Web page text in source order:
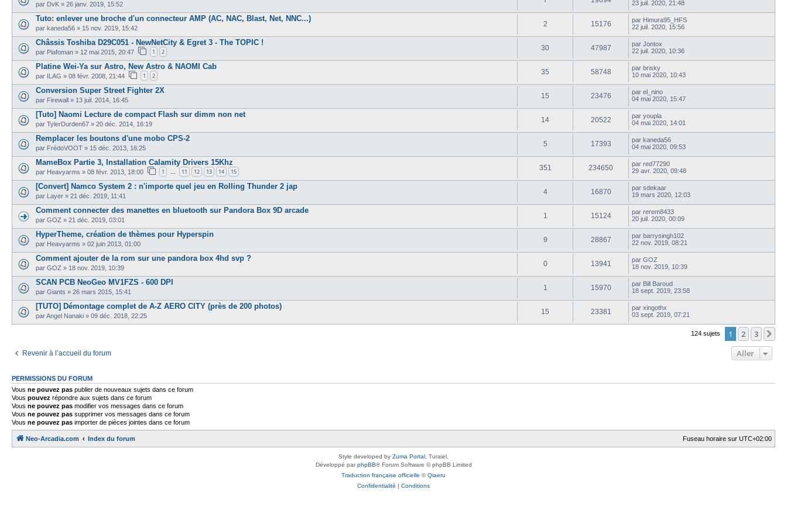
par DvK » 26 janv. 2019, 15:52
23 juil. 2020, 21:48
Tuto: enlever une broche d'un connecteur AMP (AC, NAC, Blast, Net, NNC...)
par kaneda56 » 15 nov. 2019, 15:42
2 15176 par Himura95_HFS
22 juil. 2020, 15:56
Châssis Toshiba D29C051 - NewNetCity & Egret 3 - The TOPIC !
par Piafoman » 12 mai 2015, 20:47 1 2 30 47987 par Jontox
22 juil. 2020, 10:36
Platine Wei-Ya sur Astro, New Astro & NAOMI Cab
par ILAG » 08 févr. 2008, 21:44 1 2 35 58748 par brisky
10 mai 2020, 10:43
Conversion Super Street Fighter 2X
par Firewall » 13 juil. 2014, 16:45
15 23476 par el_nino
04 mai 2020, 15:47
[Tuto] Naomi Lecture de compact Flash sur dimm non net
par TylerDurden67 » 20 déc. 2014, 16:19
14 20522 par youpla
04 mai 2020, 14:01
Remplacer les boutons d'une mobo CPS-2
par FrédoVOOT » 15 déc. 2013, 16:25
5 17393 par kaneda56
04 mai 2020, 09:53
MameBox Partie 3, Installation Calamity Drivers 15Khz
par Heavyarms » 08 févr. 2013, 18:00 1 … 11 12 13 14 15 351 234650 par red77290
29 avr. 2020, 09:48
[Convert] Namco System 2 : n'importe quel jeu en Rolling Thunder 2 jap
par Layer » 21 déc. 2019, 11:41
4 16870 par sdekaar
19 mars 2020, 12:03
Comment connecter des manettes en bluetooth sur Pandora Box 9D arcade
par GOZ » 21 déc. 2019, 03:01
1 15124 par rerem8433
20 juil. 2020, 00:09
HyperTheme, création de thèmes pour Hyperspin
par Heavyarms » 02 juin 2013, 01:00
9 28867 par barrysingh102
22 nov. 2019, 08:21
Comment ajouter de la rom sur une pandora box 4hd svp ?
par GOZ » 18 nov. 2019, 10:39
0 13941 par GOZ
18 nov. 2019, 10:39
SCAN PCB NeoGeo MV1FZS - 600 DPI
par Giants » 26 mars 2015, 15:41
1 15970 par Bill Baroud
18 sept. 2019, 23:58
[TUTO] Démontage complet de A-Z AERO CITY (près de 200 photos)
parAngel Nanaki » 09 déc. 2018, 22:25
15 23381 par xingothx
03 sept. 2019, 07:21
124 sujets 1 2 3
Revenir à l’accueil du forum Aller
PERMISSIONS DU FORUM
Vous ne pouvez pas publier de nouveaux sujets dans ce forum
Vous pouvez répondre aux sujets dans ce forum
Vous ne pouvez pas modifier vos messages dans ce forum
Vous ne pouvez pas supprimer vos messages dans ce forum
Vous ne pouvez pas importer de pièces jointes dans ce forum
Neo-Arcadia.com Index du forum Fuseau horaire sur UTC+02:00
Style developed by Zuma Portal , Turaiel,
Développé parphpBB® Forum Software © phpBB Limited
Traduction française officielle ©Qiaeru
Confidentialité | Conditions